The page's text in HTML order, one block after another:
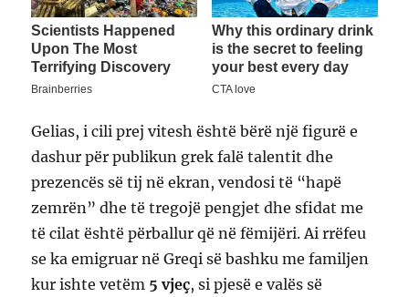
Gelias, i cili prej vitesh është bërë një figurë e
dashur për publikun grek falë talentit dhe
prezencës së tij në ekran, vendosi të “hapë
zemrën” dhe të tregojë pengjet dhe sfidat me
të cilat është përballur që në fëmijëri. Ai rrëfeu
se ka emigruar në Greqi së bashku me familjen
kur ishte vetëm 5 vjeç, si pjesë e valës së